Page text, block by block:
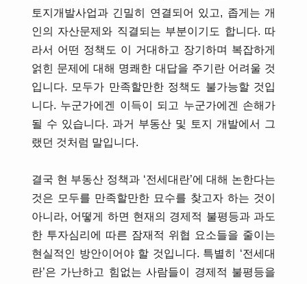
토지개발사업과 긴밀히 연결되어 있고, 좁게는 개
인의 자산문제와 직결되는 부분이기도 합니다. 따
라서 어떤 정책도 이 거대하고 장기하며 복잡하게
얽힌 문제에 대해 명쾌한 대답을 주기란 어려울 것
입니다. 모두가 만족할만한 정책도 불가능할 것입
니다. 누군가에겐 이득이 되고 누군가에겐 손해가
될 수 있습니다. 과거 부동산 및 토지 개발에서 그
랬던 것처럼 말입니다.
결국 현 부동산 정책과 ‘전세대란’에 대해 논한다는
것은 모두를 만족할만한 묘수를 찾고자 하는 것이
아니라, 어떻게 하면 현재의 경제적 불평등과 과도
한 투자심리에 따른 잠재적 위협 요소들을 줄이는
현실적인 방안이어야 할 것입니다. 특별히 ‘전세대
란’은 가난하고 힘없는 사람들이 경제적 불평등을